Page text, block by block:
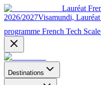
Lauréat
2026/2027Visamundi,
programme French Tech
Destinations